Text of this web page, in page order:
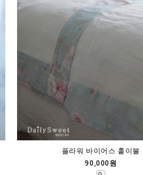
플라워 바이어스 홑이불
90,000원